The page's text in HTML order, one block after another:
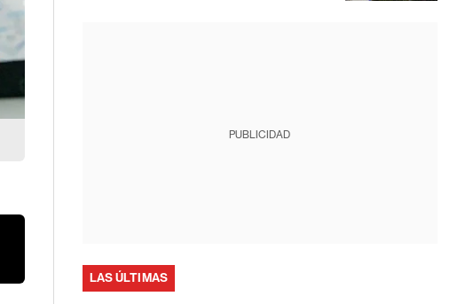
PUBLICIDAD
LAS ÚLTIMAS